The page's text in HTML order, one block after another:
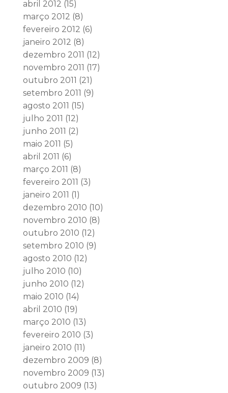
abril 2012 (15)
março 2012 (8)
fevereiro 2012 (6)
janeiro 2012 (8)
dezembro 2011 (12)
novembro 2011 (17)
outubro 2011 (21)
setembro 2011 (9)
agosto 2011 (15)
julho 2011 (12)
junho 2011 (2)
maio 2011 (5)
abril 2011 (6)
março 2011 (8)
fevereiro 2011 (3)
janeiro 2011 (1)
dezembro 2010 (10)
novembro 2010 (8)
outubro 2010 (12)
setembro 2010 (9)
agosto 2010 (12)
julho 2010 (10)
junho 2010 (12)
maio 2010 (14)
abril 2010 (19)
março 2010 (13)
fevereiro 2010 (3)
janeiro 2010 (11)
dezembro 2009 (8)
novembro 2009 (13)
outubro 2009 (13)